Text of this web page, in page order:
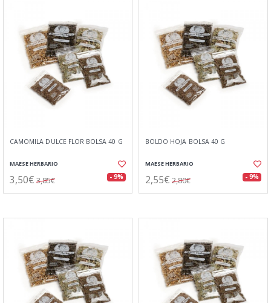
CAMOMILA DULCE FLOR BOLSA 40 G
MAESE HERBARIO
3,50€ 3,85€ - 9%
BOLDO HOJA BOLSA 40 G
MAESE HERBARIO
2,55€ 2,80€ - 9%